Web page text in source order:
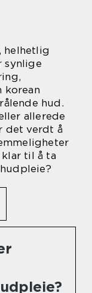
helhetlig
synlige
korean
hud.
allerede
det verdt å
til å ta